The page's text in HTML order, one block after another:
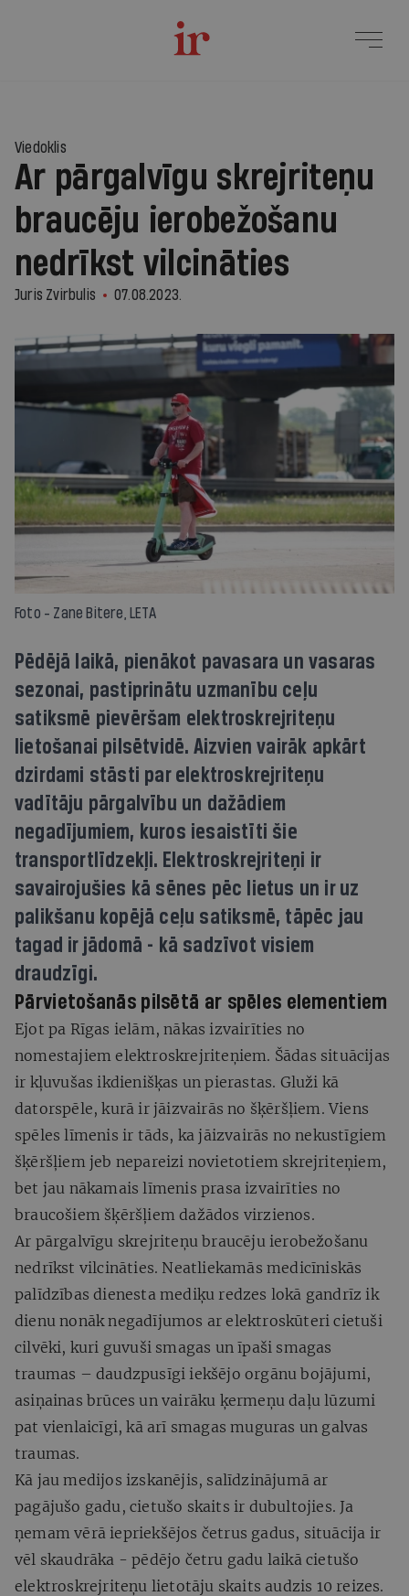
Viedoklis
Ar pārgalvīgu skrejriteņu
braucēju ierobežošanu
nedrīkst vilcināties
Juris Zvirbulis 07.08.2023.
Foto - Zane Bitere, LETA
Pēdējā laikā, pienākot pavasara un vasaras
sezonai, pastiprinātu uzmanību ceļu
satiksmē pievēršam elektroskrejriteņu
lietošanai pilsētvidē. Aizvien vairāk apkārt
dzirdami stāsti par elektroskrejriteņu
vadītāju pārgalvību un dažādiem
negadījumiem, kuros iesaistīti šie
transportlīdzekļi. Elektroskrejriteņi ir
savairojušies kā sēnes pēc lietus un ir uz
palikšanu kopējā ceļu satiksmē, tāpēc jau
tagad ir jādomā - kā sadzīvot visiem
draudzīgi.
Pārvietošanās pilsētā ar spēles elementiem
Ejot pa Rīgas ielām, nākas izvairīties no
nomestajiem elektroskrejriteņiem. Šādas situācijas
ir kļuvušas ikdienišķas un pierastas. Gluži kā
datorspēle, kurā ir jāizvairās no šķēršļiem. Viens
spēles līmenis ir tāds, ka jāizvairās no nekustīgiem
šķēršļiem jeb nepareizi novietotiem skrejriteņiem,
bet jau nākamais līmenis prasa izvairīties no
braucošiem šķēršļiem dažādos virzienos.
Ar pārgalvīgu skrejriteņu braucēju ierobežošanu
nedrīkst vilcināties. Neatliekamās medicīniskās
palīdzības dienesta mediķu redzes lokā gandrīz ik
dienu nonāk negadījumos ar elektroskūteri cietuši
cilvēki, kuri guvuši smagas un īpaši smagas
traumas – daudzpusīgi iekšējo orgānu bojājumi,
asiņainas brūces un vairāku ķermeņu daļu lūzumi
pat vienlaicīgi, kā arī smagas muguras un galvas
traumas.
Kā jau medijos izskanējis, salīdzinājumā ar
pagājušo gadu, cietušo skaits ir dubultojies. Ja
ņemam vērā iepriekšējos četrus gadus, situācija ir
vēl skaudrāka - pēdējo četru gadu laikā cietušo
elektroskrejriteņu lietotāju skaits audzis 10 reizes.